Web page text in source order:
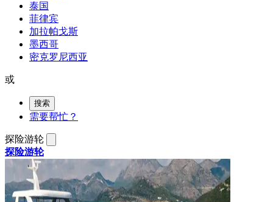
泰国
菲律宾
加拉帕戈斯
墨西哥
密克罗尼西亚
或
搜索
需要帮忙？
探险游轮
探险游轮